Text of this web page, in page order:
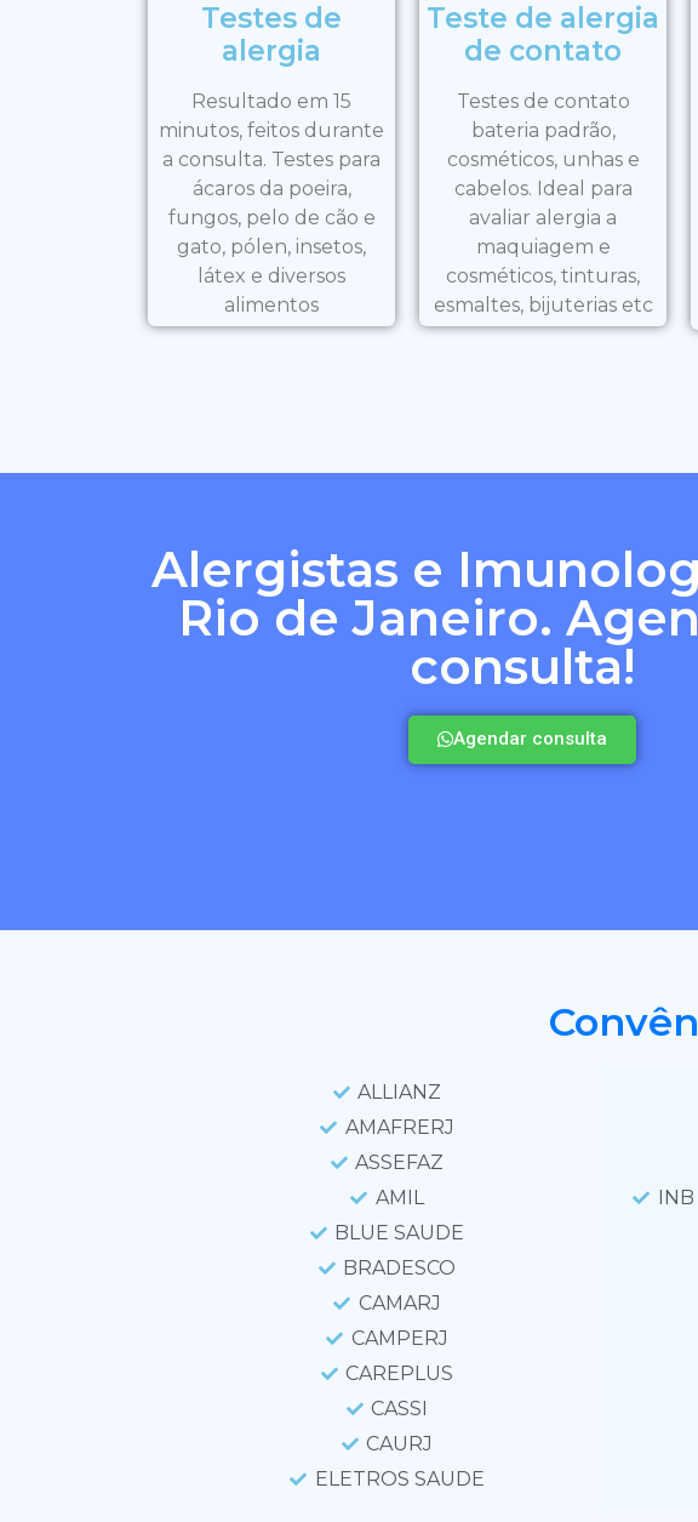
Testes de
alergia
Resultado em 15
minutos, feitos durante
a consulta. Testes para
ácaros da poeira,
fungos, pelo de cão e
gato, pólen, insetos,
látex e diversos
alimentos
Teste de alergia
de contato
Testes de contato
bateria padrão,
cosméticos, unhas e
cabelos. Ideal para
avaliar alergia a
maquiagem e
cosméticos, tinturas,
esmaltes, bijuterias etc
Alergistas e
Rio de Janeiro.
consulta!
Agendar consulta
ALLIANZ
AMAFRERJ
ASSEFAZ
AMIL
BLUE SAUDE
BRADESCO
CAMARJ
CAMPERJ
CAREPLUS
CASSI
CAURJ
ELETROS SAUDE